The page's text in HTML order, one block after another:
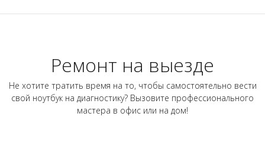
Ремонт на выезде
Не хотите тратить время на то, чтобы самостоятельно вести
свой ноутбук на диагностику? Вызовите профессионального
мастера в офис или на дом!